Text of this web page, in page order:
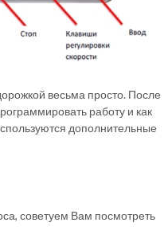
весьма просто. После
работу и как
дополнительные
советуем Вам посмотреть